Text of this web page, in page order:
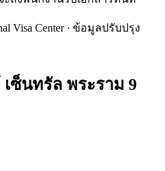
Visa Center · ข้อมูลปรับปรุง
เซ็นทรัล พระราม 9